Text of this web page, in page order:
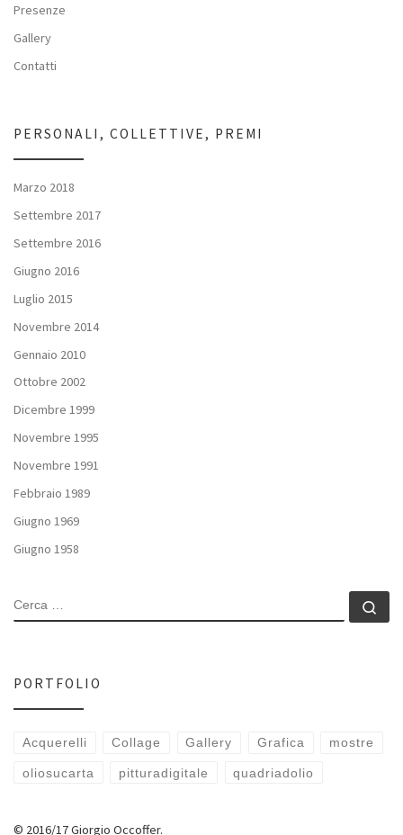
Presenze
Gallery
Contatti
PERSONALI, COLLETTIVE, PREMI
Marzo 2018
Settembre 2017
Settembre 2016
Giugno 2016
Luglio 2015
Novembre 2014
Gennaio 2010
Ottobre 2002
Dicembre 1999
Novembre 1995
Novembre 1991
Febbraio 1989
Giugno 1969
Giugno 1958
CERCA
PORTFOLIO
Acquerelli Collage Gallery Grafica mostre
oliosucarta pitturadigitale quadriadolio
© 2016/17 Giorgio Occoffer.